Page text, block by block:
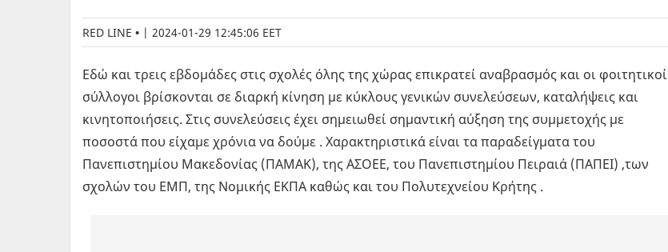
RED LINE | 2024-01-29 12:45:06 EET
Εδώ και τρεις εβδομάδες στις σχολές όλης της χώρας επικρατεί αναβρασμός και οι φοιτητικοί
σύλλογοι βρίσκονται σε διαρκή κίνηση με κύκλους γενικών συνελεύσεων, καταλήψεις και
κινητοποιήσεις. Στις συνελεύσεις έχει σημειωθεί σημαντική αύξηση της συμμετοχής με
ποσοστά που είχαμε χρόνια να δούμε . Χαρακτηριστικά είναι τα παραδείγματα του
Πανεπιστημίου Μακεδονίας (ΠΑΜΑΚ), της ΑΣΟΕΕ, του Πανεπιστημίου Πειραιά (ΠΑΠΕΙ) ,των
σχολών του ΕΜΠ, της Νομικής ΕΚΠΑ καθώς και του Πολυτεχνείου Κρήτης .